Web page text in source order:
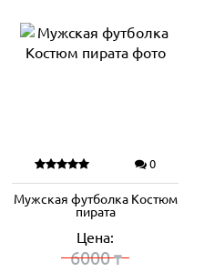
0
Мужская футболка Костюм
пирата
Цена:
6000₸